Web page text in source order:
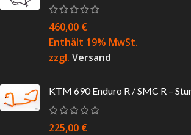
460,00 €
Enthält 19% MwSt.
zzgl. Versand
KTM 690 Enduro R / SMC R –
225,00 €